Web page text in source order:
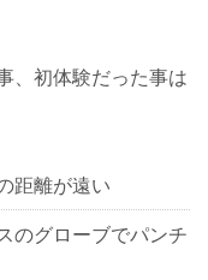
、初体験だった事は
距離が遠い
のグローブでパンチ